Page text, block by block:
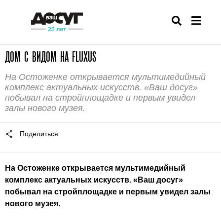
ДОМ С ВИДОМ НА FLUXUS
На Остоженке открывается мультимедийный
комплекс актуальных искусств. «Ваш досуг»
побывал на стройплощадке и первым увидел
залы нового музея.
Поделиться
На Остоженке открывается мультимедийный
комплекс актуальных искусств. «Ваш досуг»
побывал на стройплощадке и первым увидел залы
нового музея.